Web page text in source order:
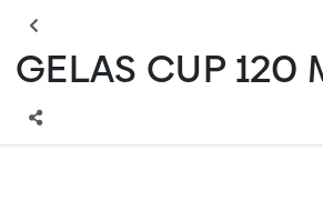
GELAS CUP 120